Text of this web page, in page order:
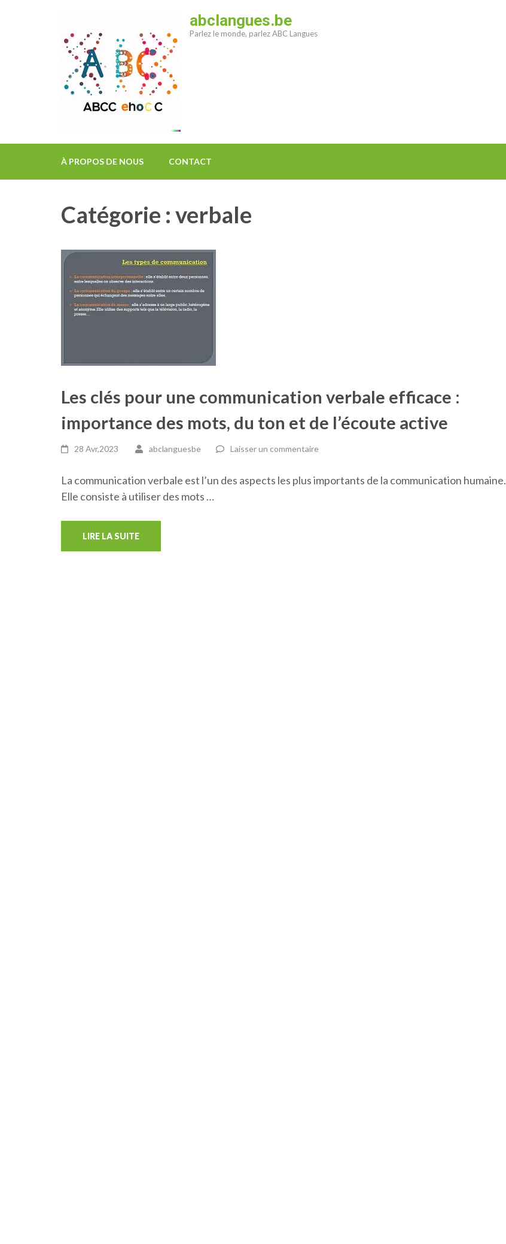
abclangues.be
Parlez le monde, parlez ABC Langues
À PROPOS DE NOUS CONTACT
Catégorie :verbale
Les clés pour une communication verbale efficace :
importance des mots, du ton et de l’écoute active
28 Avr,2023 abclanguesbe Laisser un commentaire
La communication verbale est l’un des aspects les plus importants de la communication humaine.
Elle consiste à utiliser des mots …
LIRE LA SUITE